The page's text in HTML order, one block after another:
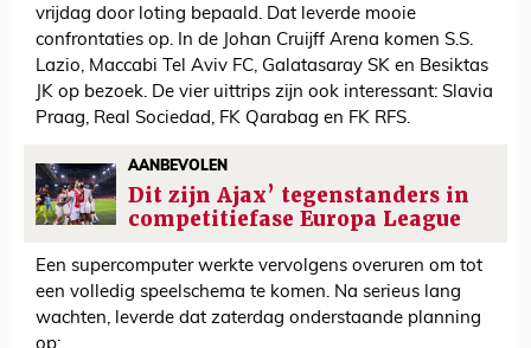
vrijdag door loting bepaald. Dat leverde mooie
confrontaties op. In de Johan Cruijff Arena komen S.S.
Lazio, Maccabi Tel Aviv FC, Galatasaray SK en Besiktas
JK op bezoek. De vier uittrips zijn ook interessant: Slavia
Praag, Real Sociedad, FK Qarabag en FK RFS.
AANBEVOLEN
Dit zijn Ajax’ tegenstanders in
competitiefase Europa League
Een supercomputer werkte vervolgens overuren om tot
een volledig speelschema te komen. Na serieus lang
wachten, leverde dat zaterdag onderstaande planning